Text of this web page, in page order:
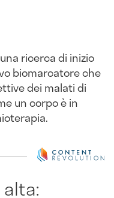
ricerca di inizio
biomarcatore che
dei malati di
un corpo è in